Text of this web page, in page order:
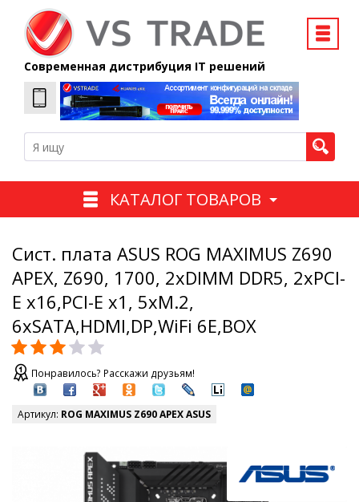
Современная дистрибуция IT решений
КАТАЛОГ ТОВАРОВ
Сист. плата ASUS ROG MAXIMUS Z690
APEX, Z690, 1700, 2xDIMM DDR5, 2xPCI-
E x16,PCI-E x1, 5xM.2,
6xSATA,HDMI,DP,WiFi 6E,BOX
Понравилось? Расскажи друзьям!
Артикул: ROG MAXIMUS Z690 APEX ASUS